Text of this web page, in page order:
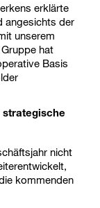
erklärte
angesichts der
unserem
hat
Basis
strategische
nicht
kommenden